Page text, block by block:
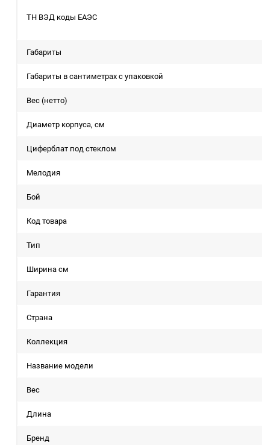
ТН ВЭД коды ЕАЭС
Габариты
Габариты в сантиметрах с упаковкой
Вес (нетто)
Диаметр корпуса, см
Циферблат под стеклом
Мелодия
Бой
Код товара
Тип
Ширина см
Гарантия
Страна
Коллекция
Название модели
Вес
Длина
Бренд